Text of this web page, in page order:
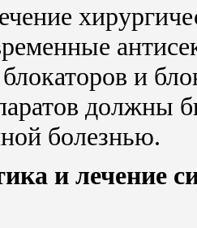
и
должны
болезнью.
и лечение